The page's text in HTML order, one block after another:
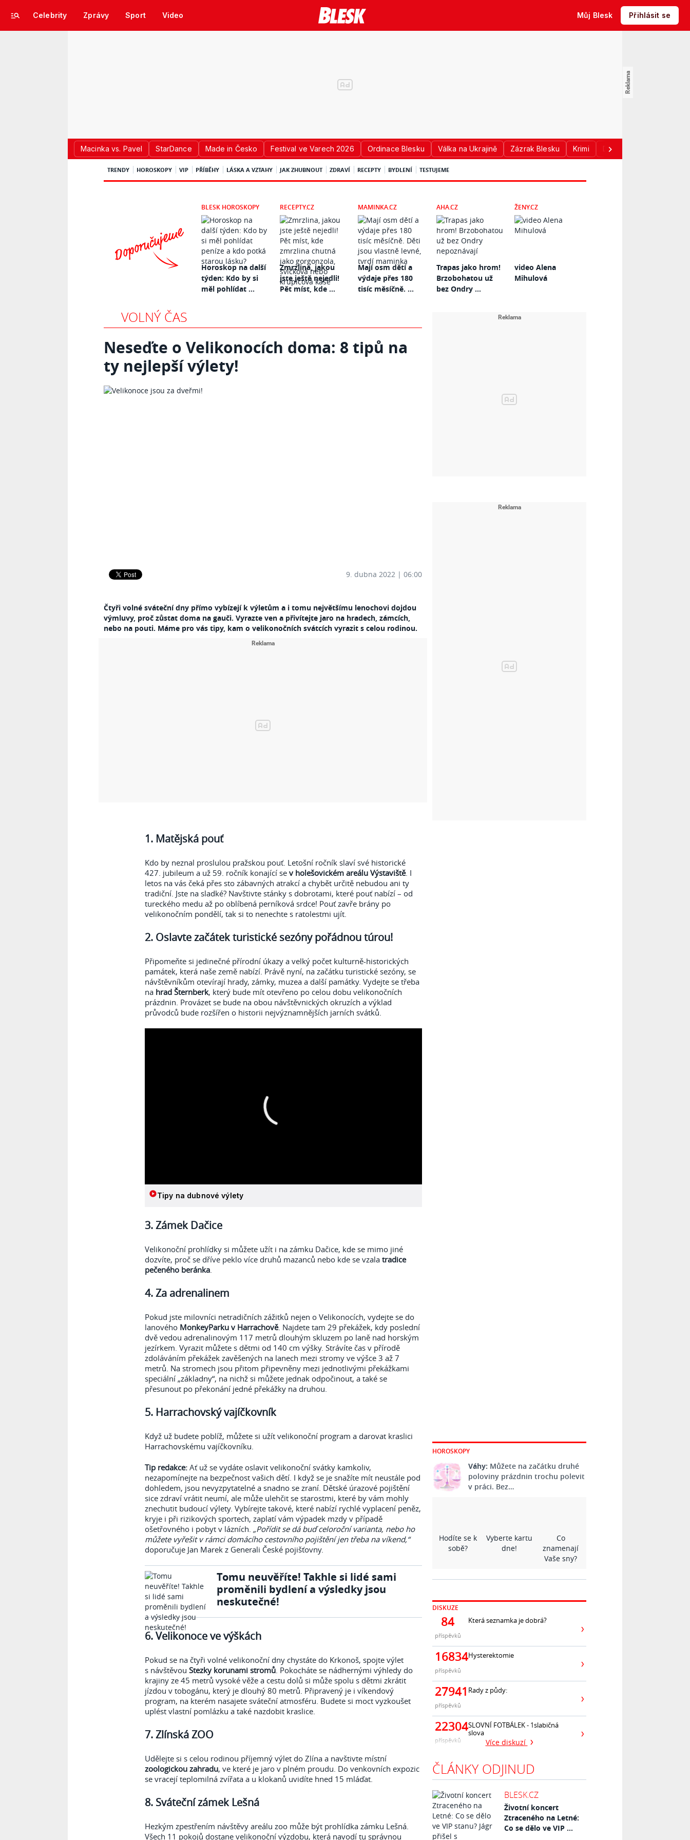
Celebrity Zprávy Sport Video Můj Blesk Přihlásit se
Macinka vs. Pavel StarDance Made in Česko Festival ve Varech 2026 Ordinace Blesku Válka na Ukrajině Zázrak Blesku Krimi Donald Trump
TRENDY HOROSKOPY VIP PŘÍBĚHY LÁSKA A VZTAHY JAK ZHUBNOUT ZDRAVÍ RECEPTY BYDLENÍ TESTUJEME
BLESK HOROSKOPY
Horoskop na další
týden: Kdo by si
měl pohlídat ...
RECEPTY.CZ
Zmrzlina, jakou
jste ještě nejedli!
Pět míst, kde ...
MAMINKA.CZ
Mají osm dětí a
výdaje přes 180
tisíc měsíčně. ...
AHA.CZ
Trapas jako hrom!
Brzobohatou už
bez Ondry ...
ŽENY.CZ
video Alena
Mihulová
VOLNÝ ČAS
Neseďte o Velikonocích doma: 8 tipů na
ty nejlepší výlety!
9. dubna 2022 | 06:00
Čtyři volné sváteční dny přímo vybízejí k výletům a i tomu největšímu lenochovi dojdou
výmluvy, proč zůstat doma na gauči. Vyrazte ven a přivítejte jaro na hradech, zámcích,
nebo na pouti. Máme pro vás tipy, kam o velikonočních svátcích vyrazit s celou rodinou.
1. Matějská pouť
Kdo by neznal proslulou pražskou pouť. Letošní ročník slaví své historické
427. jubileum a už 59. ročník konající se v holešovickém areálu Výstaviště. I
letos na vás čeká přes sto zábavných atrakcí a chybět určitě nebudou ani ty
tradiční. Jste na sladké? Navštivte stánky s dobrotami, které pouť nabízí – od
tureckého medu až po oblíbená perníková srdce! Pouť zavře brány po
velikonočním pondělí, tak si to nenechte s ratolestmi ujít.
2. Oslavte začátek turistické sezóny pořádnou túrou!
Připomeňte si jedinečné přírodní úkazy a velký počet kulturně-historických
památek, která naše země nabízí. Právě nyní, na začátku turistické sezóny, se
návštěvníkům otevírají hrady, zámky, muzea a další památky. Vydejte se třeba
na hrad Šternberk, který bude mít otevřeno po celou dobu velikonočních
prázdnin. Provázet se bude na obou návštěvnických okruzích a výklad
průvodců bude rozšířen o historii nejvýznamnějších jarních svátků.
Tipy na dubnové výlety
3. Zámek Dačice
Velikonoční prohlídky si můžete užít i na zámku Dačice, kde se mimo jiné
dozvíte, proč se dříve peklo více druhů mazanců nebo kde se vzala tradice
pečeného beránka
4. Za adrenalinem
Pokud jste milovníci netradičních zážitků nejen o Velikonocích, vydejte se do
lanového MonkeyParku v Harrachově. Najdete tam 29 překážek, kdy poslední
dvě vedou adrenalinovým 117 metrů dlouhým skluzem po laně nad horským
jezírkem. Vyrazit můžete s dětmi od 140 cm výšky. Strávíte čas v přírodě
zdoláváním překážek zavěšených na lanech mezi stromy ve výšce 3 až 7
metrů. Na stromech jsou přitom připevněny mezi jednotlivými překážkami
speciální „základny“, na nichž si můžete jednak odpočinout, a také se
přesunout po překonání jedné překážky na druhou.
5. Harrachovský vajíčkovník
Když už budete poblíž, můžete si užít velikonoční program a darovat kraslici
Harrachovskému vajíčkovníku.
Tip redakce: Ať už se vydáte oslavit velikonoční svátky kamkoliv,
nezapomínejte na bezpečnost vašich dětí. I když se je snažíte mít neustále pod
dohledem, jsou nevyzpytatelné a snadno se zraní. Dětské úrazové pojištění
sice zdraví vrátit neumí, ale může ulehčit se starostmi, které by vám mohly
znechutit budoucí výlety. Vybírejte takové, které nabízí rychlé vyplacení peněz,
kryje i při rizikových sportech, zaplatí vám výpadek mzdy v případě
ošetřovného i pobyt v lázních. „Pořídit se dá buď celoroční varianta, nebo ho
můžete vyřešit v rámci domácího cestovního pojištění jen třeba na víkend,“
doporučuje Jan Marek z Generali České pojišťovny.
Tomu neuvěříte! Takhle si lidé sami
proměnili bydlení a výsledky jsou
neskutečné!
6. Velikonoce ve výškách
Pokud se na čtyři volné velikonoční dny chystáte do Krkonoš, spojte výlet
s návštěvou Stezky korunami stromů . Pokocháte se nádhernými výhledy do
krajiny ze 45 metrů vysoké věže a cestu dolů si může spolu s dětmi zkrátit
jízdou v tobogánu, který je dlouhý 80 metrů. Připravený je i víkendový
program, na kterém nasajete sváteční atmosféru. Budete si moct vyzkoušet
uplést vlastní pomlázku a také nazdobit kraslice.
7. Zlínská ZOO
Udělejte si s celou rodinou příjemný výlet do Zlína a navštivte místní
zoologickou zahradu, ve které je jaro v plném proudu. Do venkovních expozic
se vracejí teplomilná zvířata a u klokanů uvidíte hned 15 mláďat.
8. Sváteční zámek Lešná
Hezkým zpestřením návštěvy areálu zoo může být prohlídka zámku Lešná.
Všech 11 pokojů dostane velikonoční výzdobu, která navodí tu správnou
HOROSKOPY
Váhy: Můžete na začátku druhé
poloviny prázdnin trochu polevit
v práci. Bez…
Hodíte se k
sobě?
Vyberte kartu
dne!
Co
znamenají
Vaše sny?
DISKUZE
84
příspěvků
Která seznamka je dobrá?
16834
příspěvků
Hysterektomie
27941
příspěvků
Rady z půdy:
22304
příspěvků
SLOVNÍ FOTBÁLEK - 1slabičná
slova
Více diskuzí
ČLÁNKY ODJINUD
BLESK.CZ
Životní koncert
Ztraceného na Letné:
Co se dělo ve VIP ...